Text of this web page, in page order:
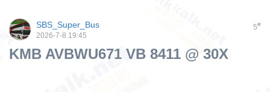
5#
SBS_Super_Bus
2026-7-8 19:45
KMB AVBWU671 VB 8411 @ 30X